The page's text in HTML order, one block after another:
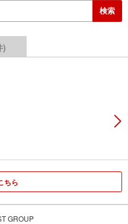
)
レス
ちら
GROUP